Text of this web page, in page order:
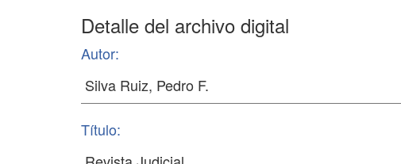
Detalle del archivo digital
Autor:
Título: